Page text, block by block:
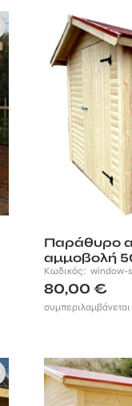
Παράθυρο
αμμοβολή
Κωδικός: window-
80,00 €